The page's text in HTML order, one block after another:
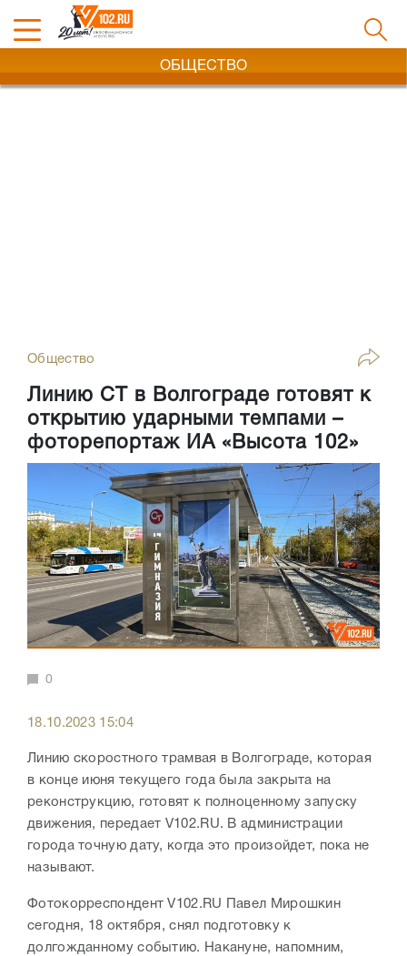
ОБЩЕСТВО
Общество
Линию СТ в Волгограде готовят к
открытию ударными темпами –
фоторепортаж ИА «Высота 102»
0
18.10.2023 15:04
Линию скоростного трамвая в Волгограде, которая
в конце июня текущего года была закрыта на
реконструкцию, готовят к полноценному запуску
движения, передает V102.RU. В администрации
города точную дату, когда это произойдет, пока не
называют.
Фотокорреспондент V102.RU Павел Мирошкин
сегодня, 18 октября, снял подготовку к
долгожданному событию. Накануне, напомним,